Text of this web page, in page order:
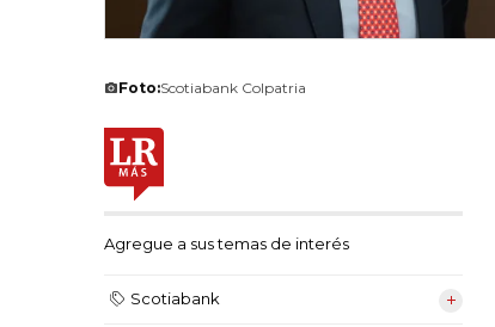
Foto:Scotiabank Colpatria
Agregue a sus temas de interés
Scotiabank